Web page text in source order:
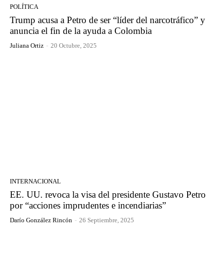
POLÍTICA
Trump acusa a Petro de ser “líder del narcotráfico” y
anuncia el fin de la ayuda a Colombia
Juliana Ortiz - 20 Octubre, 2025
INTERNACIONAL
EE. UU. revoca la visa del presidente Gustavo Petro
por “acciones imprudentes e incendiarias”
Darío González Rincón - 26 Septiembre, 2025